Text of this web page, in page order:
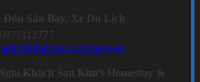
Sân Bay, Xe Du Lịch
dat-o-to/
Khách Sạn Kim’s Homestay &